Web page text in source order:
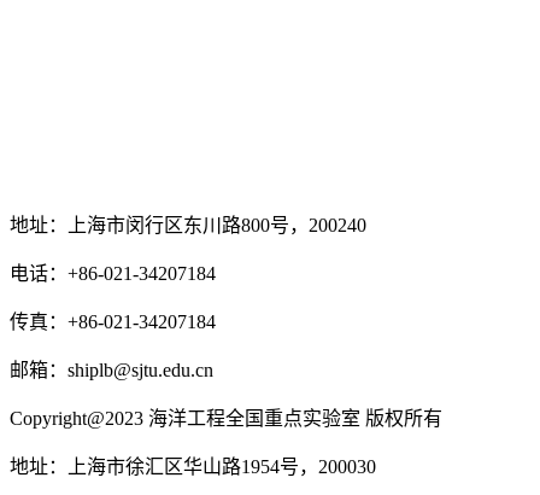
地址：上海市闵行区东川路800号，200240
电话：+86-021-34207184
传真：+86-021-34207184
邮箱：shiplb@sjtu.edu.cn
Copyright@2023 海洋工程全国重点实验室 版权所有
地址：上海市徐汇区华山路1954号，200030